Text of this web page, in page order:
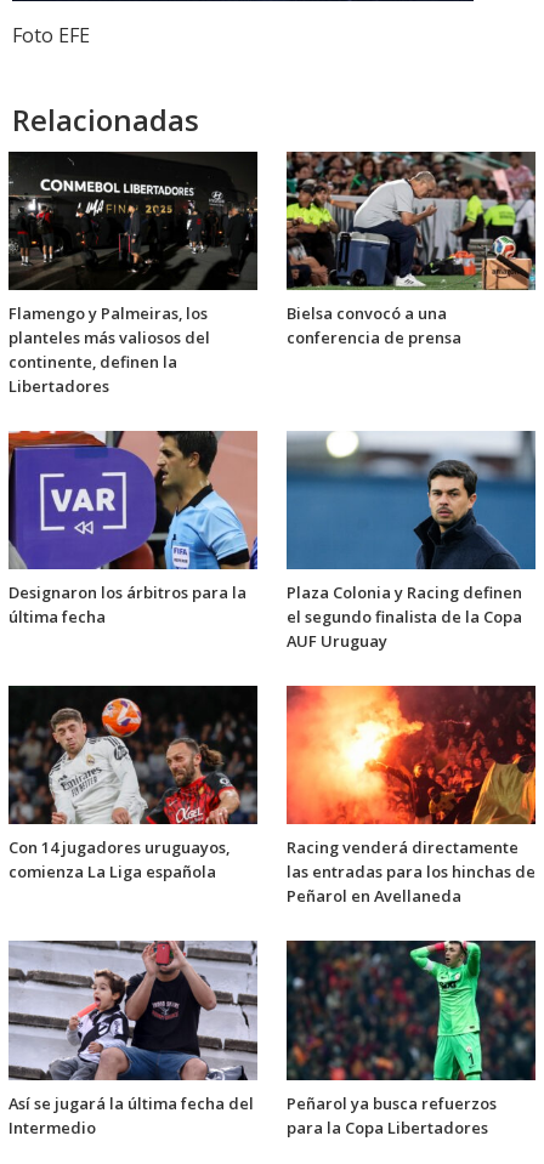
Foto EFE
Relacionadas
Flamengo y Palmeiras, los
planteles más valiosos del
continente, definen la
Libertadores
Bielsa convocó a una
conferencia de prensa
Designaron los árbitros para la
última fecha
Plaza Colonia y Racing definen
el segundo finalista de la Copa
AUF Uruguay
Con 14 jugadores uruguayos,
comienza La Liga española
Racing venderá directamente
las entradas para los hinchas de
Peñarol en Avellaneda
Así se jugará la última fecha del
Intermedio
Peñarol ya busca refuerzos
para la Copa Libertadores